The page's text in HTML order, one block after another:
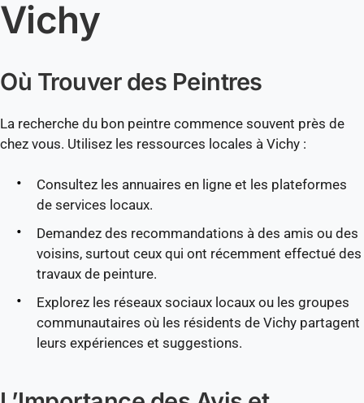
Vichy
Où Trouver des Peintres
La recherche du bon peintre commence souvent près de
chez vous. Utilisez les ressources locales à Vichy :
Consultez les annuaires en ligne et les plateformes
de services locaux.
Demandez des recommandations à des amis ou des
voisins, surtout ceux qui ont récemment effectué des
travaux de peinture.
Explorez les réseaux sociaux locaux ou les groupes
communautaires où les résidents de Vichy partagent
leurs expériences et suggestions.